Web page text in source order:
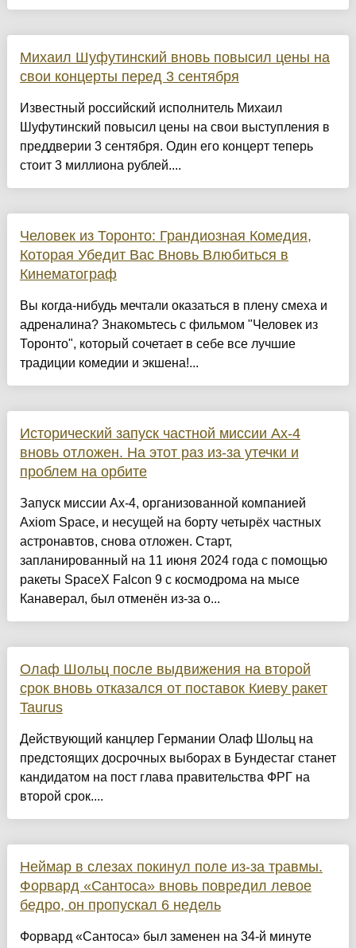
Михаил Шуфутинский вновь повысил цены на
свои концерты перед 3 сентября
Известный российский исполнитель Михаил
Шуфутинский повысил цены на свои выступления в
преддверии 3 сентября. Один его концерт теперь
стоит 3 миллиона рублей....
Человек из Торонто: Грандиозная Комедия,
Которая Убедит Вас Вновь Влюбиться в
Кинематограф
Вы когда-нибудь мечтали оказаться в плену смеха и
адреналина? Знакомьтесь с фильмом "Человек из
Торонто", который сочетает в себе все лучшие
традиции комедии и экшена!...
Исторический запуск частной миссии Ax-4
вновь отложен. На этот раз из-за утечки и
проблем на орбите
Запуск миссии Ax-4, организованной компанией
Axiom Space, и несущей на борту четырёх частных
астронавтов, снова отложен. Старт,
запланированный на 11 июня 2024 года с помощью
ракеты SpaceX Falcon 9 с космодрома на мысе
Канаверал, был отменён из-за о...
Олаф Шольц после выдвижения на второй
срок вновь отказался от поставок Киеву ракет
Taurus
Действующий канцлер Германии Олаф Шольц на
предстоящих досрочных выборах в Бундестаг станет
кандидатом на пост глава правительства ФРГ на
второй срок....
Неймар в слезах покинул поле из-за травмы.
Форвард «Сантоса» вновь повредил левое
бедро, он пропускал 6 недель
Форвард «Сантоса» был заменен на 34-й минуте